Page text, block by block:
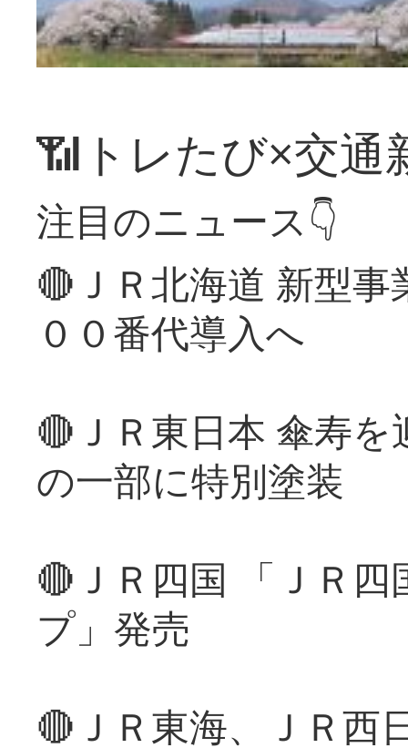
📶トレたび×交通
注目のニュース👇
🔴ＪＲ北海道 新型
００番代導入へ
🔴ＪＲ東日本 傘寿
の一部に特別塗装
🔴ＪＲ四国 「ＪＲ
プ」発売
🔴ＪＲ東海、ＪＲ西